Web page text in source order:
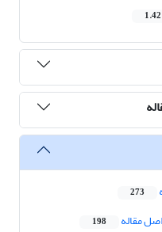
273
مقاله 198